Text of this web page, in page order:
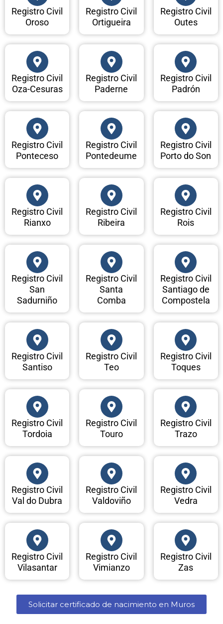
Registro Civil
Oroso
Registro Civil
Ortigueira
Registro Civil
Outes
Registro Civil
Oza-Cesuras
Registro Civil
Paderne
Registro Civil
Padrón
Registro Civil
Ponteceso
Registro Civil
Pontedeume
Registro Civil
Porto do Son
Registro Civil
Rianxo
Registro Civil
Ribeira
Registro Civil
Rois
Registro Civil
San
Sadurniño
Registro Civil
Santa
Comba
Registro Civil
Santiago de
Compostela
Registro Civil
Santiso
Registro Civil
Teo
Registro Civil
Toques
Registro Civil
Tordoia
Registro Civil
Touro
Registro Civil
Trazo
Registro Civil
Val do Dubra
Registro Civil
Valdoviño
Registro Civil
Vedra
Registro Civil
Vilasantar
Registro Civil
Vimianzo
Registro Civil
Zas
Solicitar certificado de nacimiento en Muros​